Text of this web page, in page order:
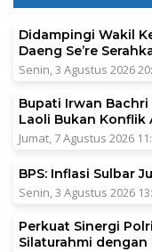
Didampingi Wakil
Daeng Se’re
Senin, 3 Agustus 2026
Bupati Irwan
Laoli Bukan Konflik
Jumat, 7 Agustus 2026
BPS: Inflasi Sulbar
Senin, 3 Agustus 2026
Perkuat Sinergi
Silaturahmi dengan